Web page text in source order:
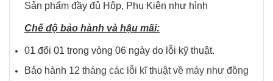
Sản phẩm đầy đủ Hộp, Phụ Kiện như hình
Chế độ bảo hành và hậu mãi:
01 đổi 01 trong vòng 06 ngày do lỗi kỹ thuật.
Bảo hành 12 tháng các lỗi kĩ thuật về máy như đồng